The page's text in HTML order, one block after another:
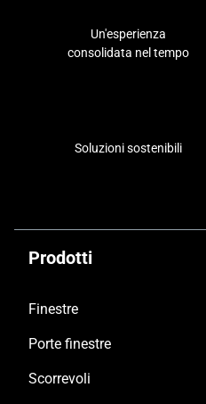
Un'esperienza
consolidata nel tempo
Soluzioni sostenibili
Prodotti
Finestre
Porte finestre
Scorrevoli